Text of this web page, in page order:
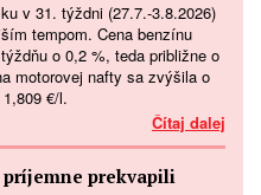
v 31. týždni (27.7.-3.8.2026)
tempom. Cena benzínu
o 0,2 %, teda približne o
motorovej nafty sa zvýšila o
€/l.
Čítaj dalej
príjemne prekvapili